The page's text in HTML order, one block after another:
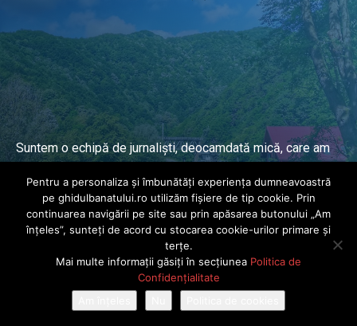
Suntem o echipă de jurnaliști, deocamdată mică, care am
ani.
© Ghidul Banatului 2025. Toate drepturile rezervate · Dezvoltat de
Power Media FX
Pentru a personaliza și îmbunătăți experiența dumneavoastră
pe ghidulbanatului.ro utilizăm fișiere de tip cookie. Prin
continuarea navigării pe site sau prin apăsarea butonului „Am
înțeles”, sunteți de acord cu stocarea cookie-urilor primare și
terțe.
Mai multe informații găsiți în secțiunea Politica de
Confidențialitate